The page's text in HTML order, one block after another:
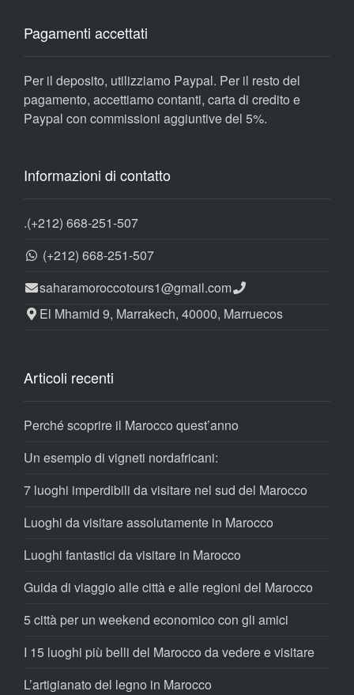
Pagamenti accettati
Per il deposito, utilizziamo Paypal. Per il resto del
pagamento, accettiamo contanti, carta di credito e
Paypal con commissioni aggiuntive del 5%.
Informazioni di contatto
.(+212) 668-251-507
(+212) 668-251-507
saharamoroccotours1@gmail.com
El Mhamid 9, Marrakech, 40000, Marruecos
Articoli recenti
Perché scoprire il Marocco quest’anno
Un esempio di vigneti nordafricani:
7 luoghi imperdibili da visitare nel sud del Marocco
Luoghi da visitare assolutamente in Marocco
Luoghi fantastici da visitare in Marocco
Guida di viaggio alle città e alle regioni del Marocco
5 città per un weekend economico con gli amici
I 15 luoghi più belli del Marocco da vedere e visitare
L’artigianato del legno in Marocco